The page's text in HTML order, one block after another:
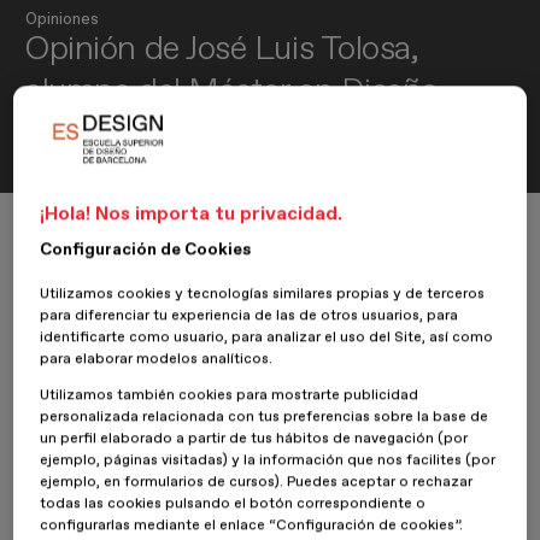
Opiniones
Opinión de José Luis Tolosa,
alumno del Máster en Diseño
Gráfico
Inicio ESDESIGNERS Opiniones
Diseño Gráfico
Opinión de José Luis Tolosa, alumno del Máster en Diseño Gráfico
20 Diciembre 2018 José Luis Tolosa
Nuestro alumnoJosé Luis TolosadelMáster en Diseño
Gráfico, nos da su opinión sobre su experiencia enESDESIGN.
¿Por qué te decidiste por cursar un máster en ESDESIGN?
¡Hola! Nos importa tu privacidad.
Configuración de Cookies
Utilizamos cookies y tecnologías similares propias y de terceros
para diferenciar tu experiencia de las de otros usuarios, para
identificarte como usuario, para analizar el uso del Site, así como
para elaborar modelos analíticos.
Utilizamos también cookies para mostrarte publicidad
personalizada relacionada con tus preferencias sobre la base de
un perfil elaborado a partir de tus hábitos de navegación (por
ejemplo, páginas visitadas) y la información que nos facilites (por
ejemplo, en formularios de cursos). Puedes aceptar o rechazar
todas las cookies pulsando el botón correspondiente o
configurarlas mediante el enlace “Configuración de cookies”.